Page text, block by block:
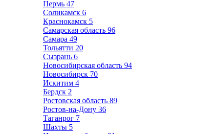
Пермь 47
Соликамск 6
Краснокамск 5
Самарская область 96
Самара 49
Тольятти 20
Сызрань 6
Новосибирская область 94
Новосибирск 70
Искитим 4
Бердск 2
Ростовская область 89
Ростов-на-Дону 36
Таганрог 7
Шахты 5